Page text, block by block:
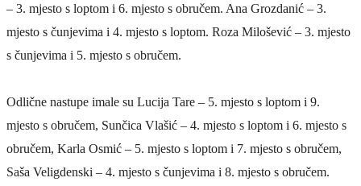
– 3. mjesto s loptom i 6. mjesto s obručem. Ana Grozdanić – 3.
mjesto s čunjevima i 4. mjesto s loptom. Roza Milošević – 3. mjesto
s čunjevima i 5. mjesto s obručem.
Odlične nastupe imale su Lucija Tare – 5. mjesto s loptom i 9.
mjesto s obručem, Sunčica Vlašić – 4. mjesto s loptom i 6. mjesto s
obručem, Karla Osmić – 5. mjesto s loptom i 7. mjesto s obručem,
Saša Veligdenski – 4. mjesto s čunjevima i 8. mjesto s obručem.